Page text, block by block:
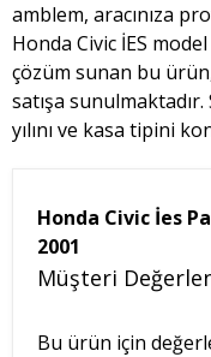
amblem, aracınıza
Honda Civic İES
çözüm sunan bu
satışa
yılını ve kasa tipini
Honda Civic İes
2001
Müşteri
Bu ürün için